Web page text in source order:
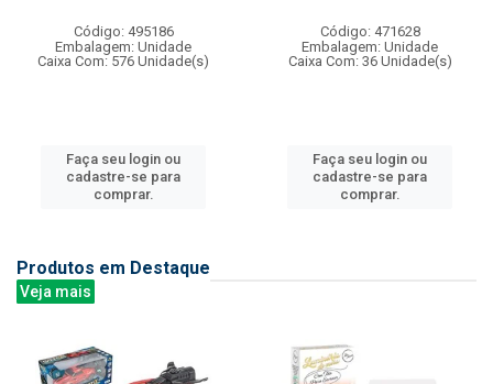
Código: 495186
Embalagem: Unidade
Caixa Com: 576 Unidade(s)
Faça seu login ou
cadastre-se para
comprar.
Código: 471628
Embalagem: Unidade
Caixa Com: 36 Unidade(s)
Faça seu login ou
cadastre-se para
comprar.
Produtos em Destaque
Veja mais